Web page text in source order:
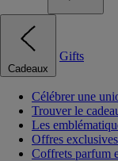
Cadeaux
Gifts
Célébrer une
Trouver le
Les
Offres exclusives
Coffrets parfum